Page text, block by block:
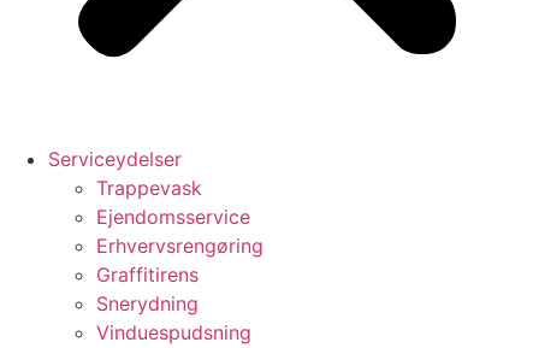
Serviceydelser
Trappevask
Ejendomsservice
Erhvervsrengøring
Graffitirens
Snerydning
Vinduespudsning